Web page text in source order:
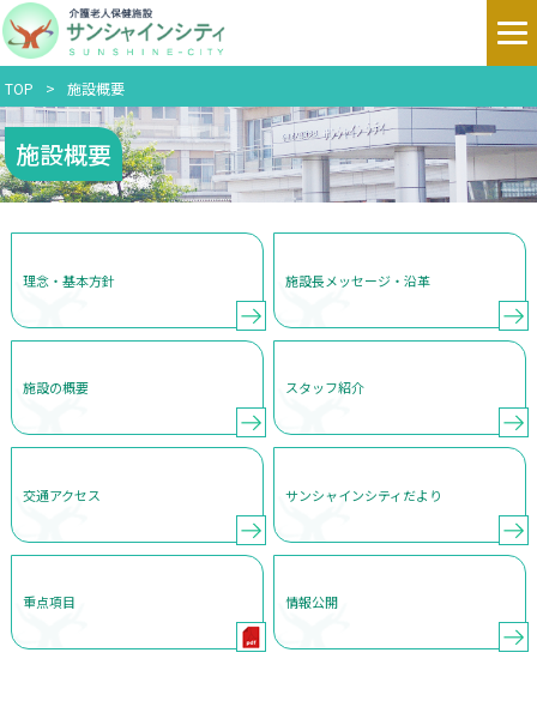
TOP 施設概要
施設概要
理念・基本方針 施設長メッセージ・沿革
施設の概要 スタッフ紹介
交通アクセス サンシャインシティだより
重点項目 情報公開